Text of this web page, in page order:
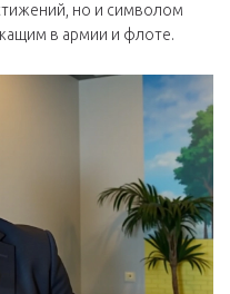
но и символом
в армии и флоте.